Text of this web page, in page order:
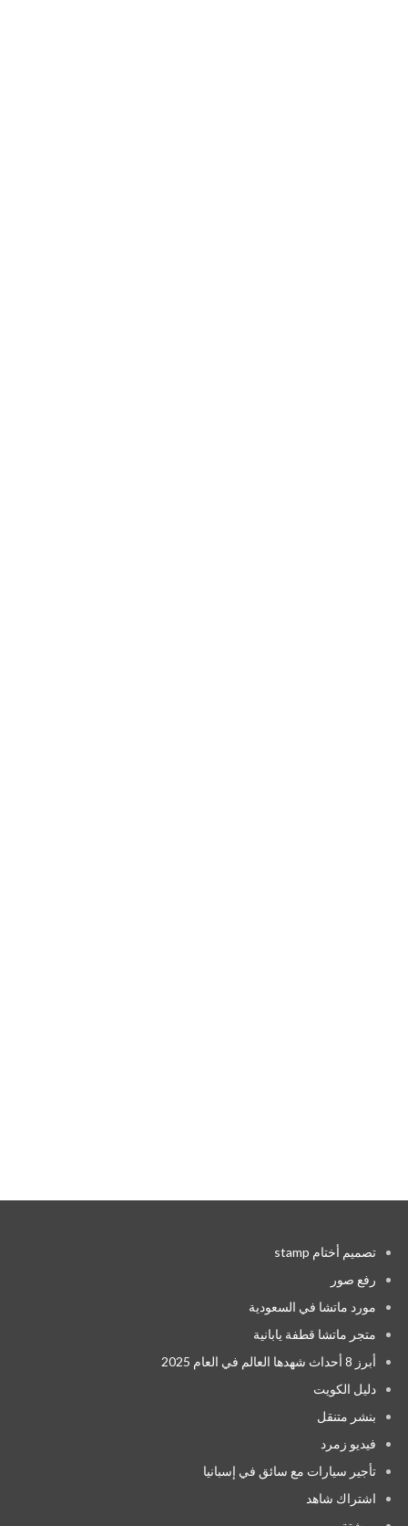
تصميم أختام stamp
رفع صور
مورد ماتشا في السعودية
متجر ماتشا قطفة يابانية
أبرز 8 أحداث شهدها العالم في العام 2025
دليل الكويت
بنشر متنقل
فيديو زمرد
تأجير سيارات مع سائق في إسبانيا
اشتراك شاهد